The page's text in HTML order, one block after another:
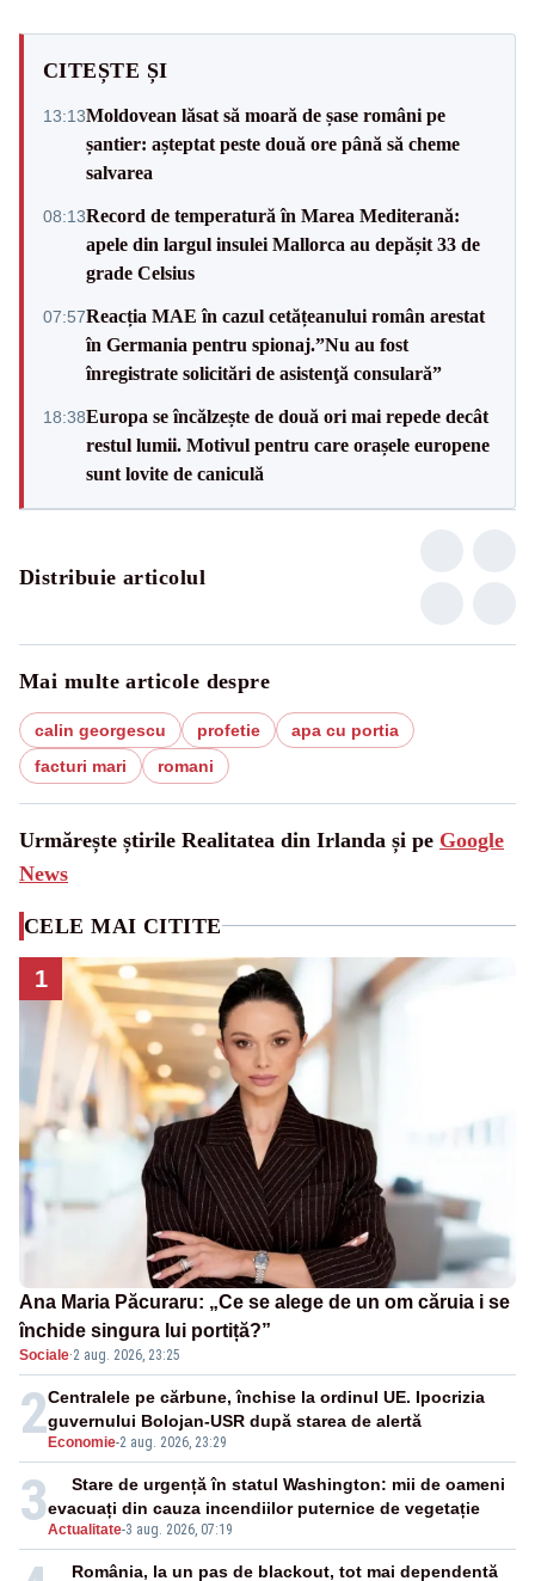
CITEȘTE ȘI
13:13Moldovean lăsat să moară de șase români pe
șantier: așteptat peste două ore până să cheme
salvarea
08:13Record de temperatură în Marea Mediterană:
apele din largul insulei Mallorca au depășit 33 de
grade Celsius
07:57Reacția MAE în cazul cetățeanului român arestat
în Germania pentru spionaj.”Nu au fost
înregistrate solicitări de asistenţă consulară”
18:38Europa se încălzește de două ori mai repede decât
restul lumii. Motivul pentru care orașele europene
sunt lovite de caniculă
Distribuie articolul
Mai multe articole despre
calin georgescu profetie
apa cu portia
facturi mari
romani
Urmărește știrile Realitatea din Irlanda și pe Google
News
CELE MAI CITITE
1
Ana Maria Păcuraru: „Ce se alege de un om căruia i se
închide singura lui portiță?”
Sociale·2 aug. 2026, 23:25
2 Economie-2 aug. 2026, 23:29
Centralele pe cărbune, închise la ordinul UE. Ipocrizia
guvernului Bolojan-USR după starea de alertă
3Actualitate-3 aug. 2026, 07:19
Stare de urgență în statul Washington: mii de oameni
evacuați din cauza incendiilor puternice de vegetație
România, la un pas de blackout, tot mai dependentă